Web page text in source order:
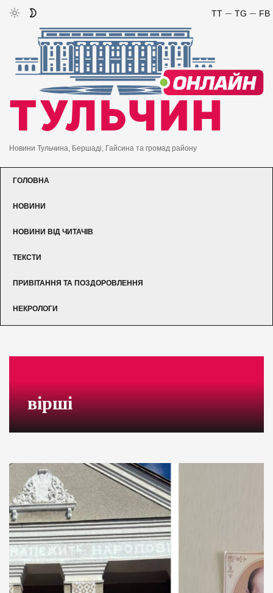
FB
TG
TT
Новини Тульчина, Бершаді, Гайсина та громад району
ГОЛОВНА
НОВИНИ
НОВИНИ ВІД ЧИТАЧІВ
ТЕКСТИ
ПРИВІТАННЯ ТА ПОЗДОРОВЛЕННЯ
НЕКРОЛОГИ
вірші